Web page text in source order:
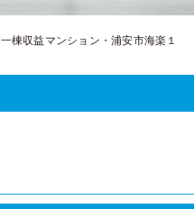
一棟収益マンション・浦安市海楽１